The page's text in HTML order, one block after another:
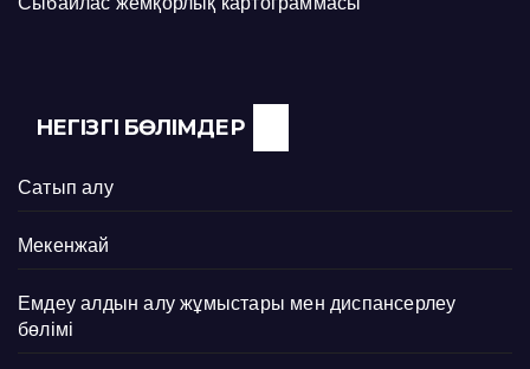
НЕГІЗГІ БӨЛІМДЕР
Сатып алу
Мекенжай
Емдеу алдын алу жұмыстары мен диспансерлеу
бөлімі